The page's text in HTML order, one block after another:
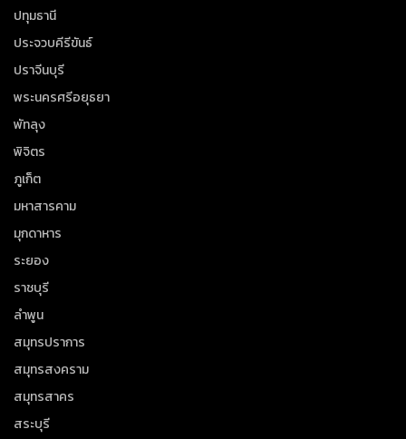
ปทุมธานี
ประจวบคีรีขันธ์
ปราจีนบุรี
พระนครศรีอยุธยา
พัทลุง
พิจิตร
ภูเก็ต
มหาสารคาม
มุกดาหาร
ระยอง
ราชบุรี
ลำพูน
สมุทรปราการ
สมุทรสงคราม
สมุทรสาคร
สระบุรี